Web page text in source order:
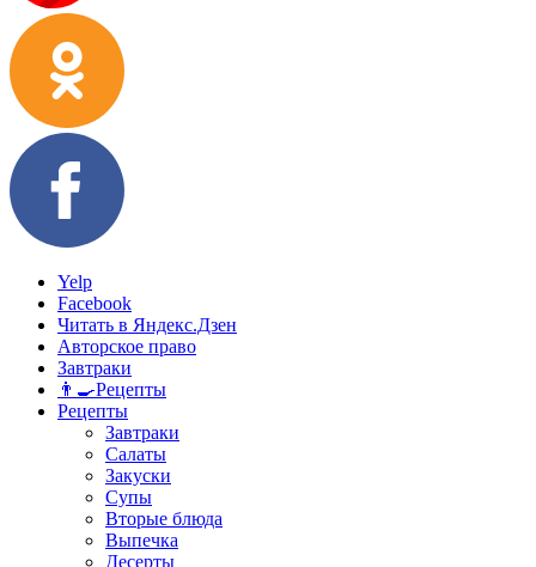
Yelp
Facebook
Читать в Яндекс.Дзен
Авторское право
Завтраки
👨‍🍳Рецепты
Рецепты
Завтраки
Салаты
Закуски
Супы
Вторые блюда
Выпечка
Десерты